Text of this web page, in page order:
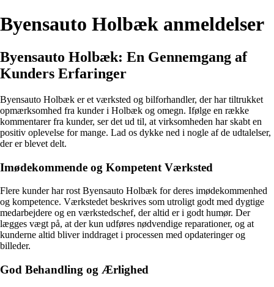
Byensauto Holbæk anmeldelser
Byensauto Holbæk: En Gennemgang af
Kunders Erfaringer
Byensauto Holbæk er et værksted og bilforhandler, der har tiltrukket
opmærksomhed fra kunder i Holbæk og omegn. Ifølge en række
kommentarer fra kunder, ser det ud til, at virksomheden har skabt en
positiv oplevelse for mange. Lad os dykke ned i nogle af de udtalelser,
der er blevet delt.
Imødekommende og Kompetent Værksted
Flere kunder har rost Byensauto Holbæk for deres imødekommenhed
og kompetence. Værkstedet beskrives som utroligt godt med dygtige
medarbejdere og en værkstedschef, der altid er i godt humør. Der
lægges vægt på, at der kun udføres nødvendige reparationer, og at
kunderne altid bliver inddraget i processen med opdateringer og
billeder.
God Behandling og Ærlighed